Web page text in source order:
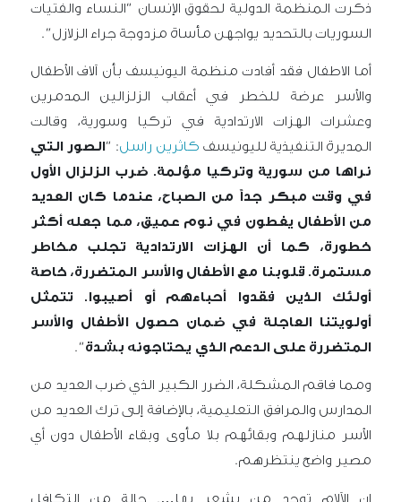
ذكرت المنظمة الدولية لحقوق الإنسان “النساء والفتيات
السوريات بالتحديد يواجهن مأساة مزدوجة جراء الزلازل”.
أما الاطفال فقد أفادت منظمة اليونيسف بأن آلاف الأطفال
والأسر عرضة للخطر في أعقاب الزلزالين المدمرين
وعشرات الهزات الارتدادية في تركيا وسورية، وقالت
المديرة التنفيذية لليونيسفكاثرين راسل: “ الصور التي
نراها من سورية وتركيا مؤلمة. ضرب الزلزال الأول
في وقت مبكر جداً من الصباح، عندما كان العديد
من الأطفال يغطون في نوم عميق، مما جعله أكثر
خطورة، كما أن الهزات الارتدادية تجلب مخاطر
مستمرة. قلوبنا مع الأطفال والأسر المتضررة، خاصة
أولئك الذين فقدوا أحباءهم أو أصيبوا. تتمثل
أولويتنا العاجلة في ضمان حصول الأطفال والأسر
المتضررة على الدعم الذي يحتاجونه بشدة“.
ومما فاقم المشكلة، الضرر الكبير الذي ضرب العديد من
المدارس والمرافق التعليمية، بالإضافة إلى ترك العديد من
الأسر منازلهم وبقائهم بلا مأوى وبقاء الأطفال دون أي
مصير واضح ينتظرهم.
إن الآلام توحد من يشعر بها…. حالة من التكافل